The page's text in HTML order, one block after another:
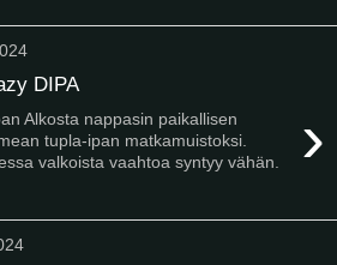
DIPA
›
Alkosta nappasin paikallisen
tupla-ipan matkamuistoksi.
valkoista vaahtoa syntyy vähän.